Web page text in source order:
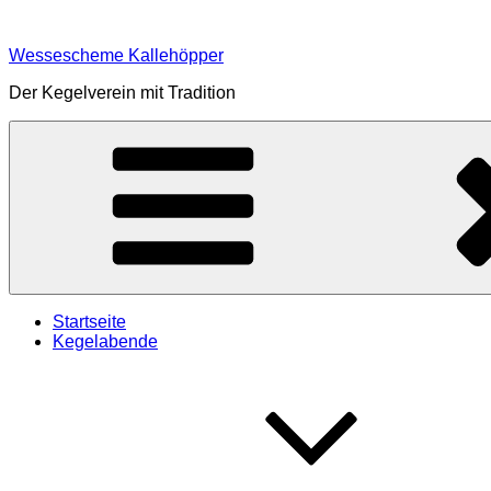
springen
Wessescheme Kallehöpper
Der Kegelverein mit Tradition
Startseite
Kegelabende